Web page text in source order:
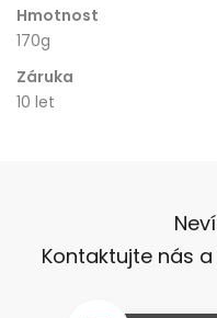
Hmotnost
170g
Záruka
10 let
Kontaktujte nás